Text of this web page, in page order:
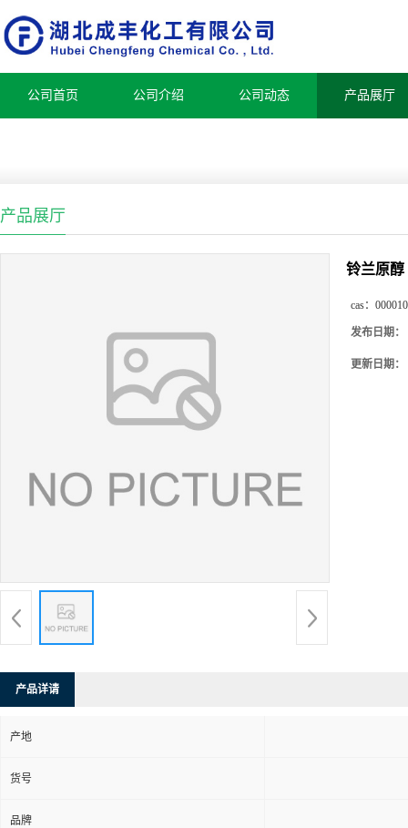
公司首页 公司介绍 公司动态 产品展厅
产品展厅
铃兰原醇
cas：
发布日期：
更新日期：
产品详请
产地
货号
品牌